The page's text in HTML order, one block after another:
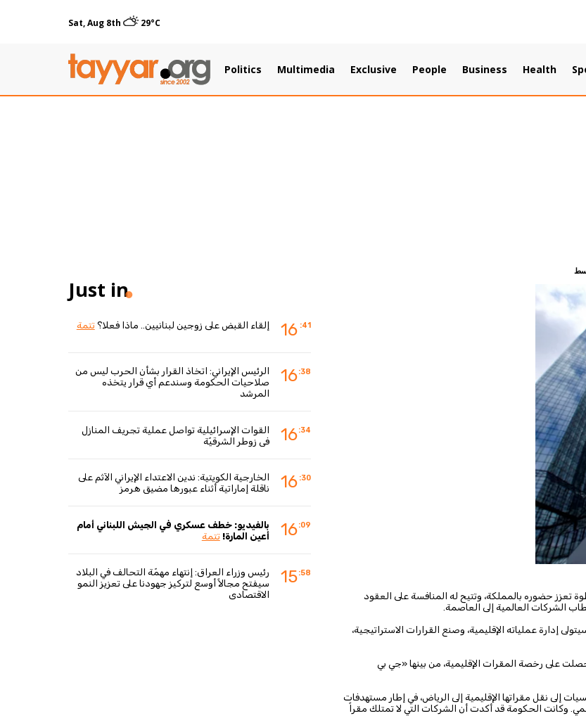
Sat, Aug 8th 29°C
Politics Multimedia Exclusive People Business Health
حضوره بالمملكة، وتتيح له المنافسة على العقود
الشركات العالمية إلى العاصمة.
إدارة عملياته الإقليمية، وصنع القرارات الاستراتيجية،
على رخصة المقرات الإقليمية، من بينها «جي بي
إلى نقل مقراتها الإقليمية إلى الرياض، في إطار مستهدفات
عالمي. وكانت الحكومة قد أكدت أن الشركات التي لا تمتلك مقراً
Just in
16 :41 إلقاء القبض على زوجين لبنانيين.. ماذا فعلا؟تتمة
16:38
الرئيس الإيراني: اتخاذ القرار بشأن الحرب ليس من
صلاحيات الحكومة وسندعم أي قرار يتخذه
المرشد
16:34
القوات الإسرائيلية تواصل عملية تجريف المنازل
في زوطر الشرقيّة
16 :30
الخارجية الكويتية: ندين الاعتداء الإيراني الآثم على
ناقلة إماراتية أثناء عبورها مضيق هرمز
16:09
بالفيديو: خطف عسكري في الجيش اللبناني أمام
أعين المارة! تتمة
15:58
رئيس وزراء العراق: إنتهاء مهمّة التحالف في البلاد
سيفتح مجالاً أوسع لتركيز جهودنا على تعزيز النمو
الاقتصادي